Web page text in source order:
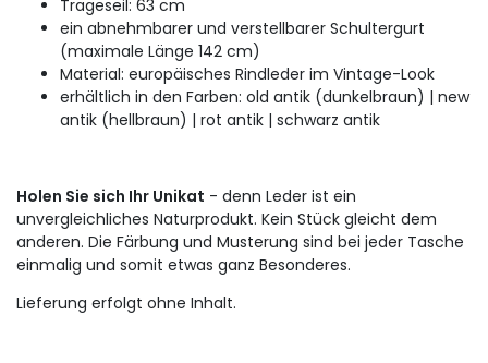
Trageseil: 63 cm
ein abnehmbarer und verstellbarer Schultergurt
(maximale Länge 142 cm)
Material: europäisches Rindleder im Vintage-Look
erhältlich in den Farben: old antik (dunkelbraun) | new
antik (hellbraun) | rot antik | schwarz antik
Holen Sie sich Ihr Unikat - denn Leder ist ein
unvergleichliches Naturprodukt. Kein Stück gleicht dem
anderen. Die Färbung und Musterung sind bei jeder Tasche
einmalig und somit etwas ganz Besonderes.
Lieferung erfolgt ohne Inhalt.